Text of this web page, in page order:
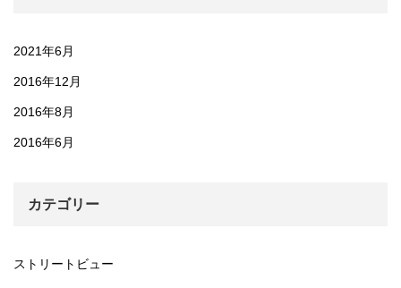
2021年6月
2016年12月
2016年8月
2016年6月
カテゴリー
ストリートビュー